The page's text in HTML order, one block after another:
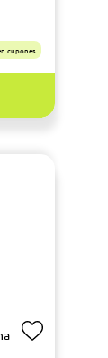
cupones